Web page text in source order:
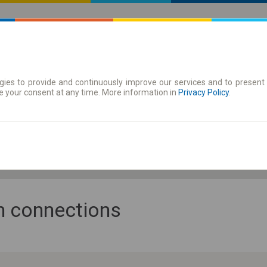
| Tickets Season tickets
connections
to provide and continuously improve our services and to
your consent at any time. More information in Privacy Policy.